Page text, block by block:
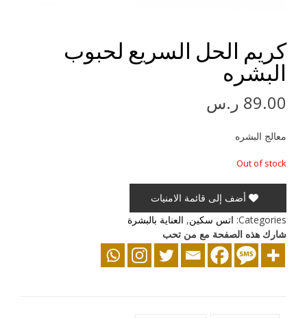
كريم الحل السريع لحبوب
البشره
89.00 ر.س
معالج البشره
Out of stock
أضف إلى قائمة الامنيات
Categories: اتس سكين, العناية بالبشرة
شارك هذه الصفحة مع من تحب